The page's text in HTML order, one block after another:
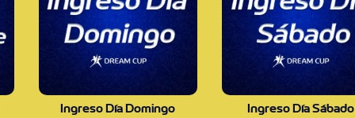
Ingreso Día Domingo Ingreso Día Sábado